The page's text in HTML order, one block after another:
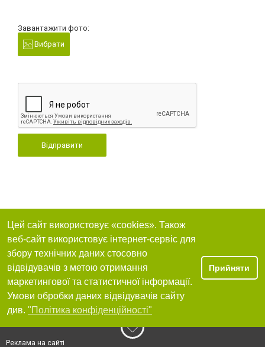
Завантажити фото:
Вибрати
Відправити
Цей сайт використовує «cookies». Також
веб-сайт використовує інтернет-сервіс для
збору технічних даних стосовно
відвідувачів з метою отримання
маркетингової та статистичної інформації.
Умови обробки даних відвідувачів сайту
див. "Політика конфіденційності"
Прийняти
Реклама на сайті